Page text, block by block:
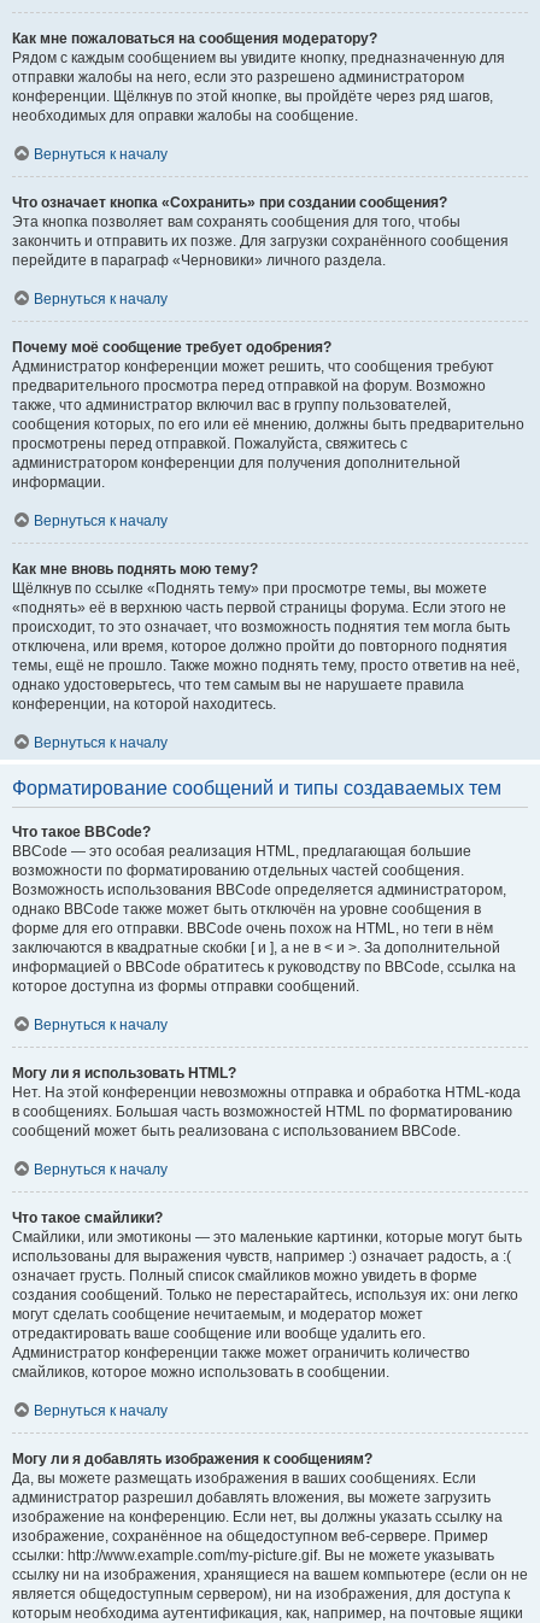
Как мне пожаловаться на сообщения модератору?
Рядом с каждым сообщением вы увидите кнопку, предназначенную для
отправки жалобы на него, если это разрешено администратором
конференции. Щёлкнув по этой кнопке, вы пройдёте через ряд шагов,
необходимых для оправки жалобы на сообщение.
Вернуться к началу
Что означает кнопка «Сохранить» при создании сообщения?
Эта кнопка позволяет вам сохранять сообщения для того, чтобы
закончить и отправить их позже. Для загрузки сохранённого сообщения
перейдите в параграф «Черновики» личного раздела.
Вернуться к началу
Почему моё сообщение требует одобрения?
Администратор конференции может решить, что сообщения требуют
предварительного просмотра перед отправкой на форум. Возможно
также, что администратор включил вас в группу пользователей,
сообщения которых, по его или её мнению, должны быть предварительно
просмотрены перед отправкой. Пожалуйста, свяжитесь с
администратором конференции для получения дополнительной
информации.
Вернуться к началу
Как мне вновь поднять мою тему?
Щёлкнув по ссылке «Поднять тему» при просмотре темы, вы можете
«поднять» её в верхнюю часть первой страницы форума. Если этого не
происходит, то это означает, что возможность поднятия тем могла быть
отключена, или время, которое должно пройти до повторного поднятия
темы, ещё не прошло. Также можно поднять тему, просто ответив на неё,
однако удостоверьтесь, что тем самым вы не нарушаете правила
конференции, на которой находитесь.
Вернуться к началу
Форматирование сообщений и типы создаваемых тем
Что такое BBCode?
BBCode — это особая реализация HTML, предлагающая большие
возможности по форматированию отдельных частей сообщения.
Возможность использования BBCode определяется администратором,
однако BBCode также может быть отключён на уровне сообщения в
форме для его отправки. BBCode очень похож на HTML, но теги в нём
заключаются в квадратные скобки [ и ], а не в < и >. За дополнительной
информацией о BBCode обратитесь к руководству по BBCode, ссылка на
которое доступна из формы отправки сообщений.
Вернуться к началу
Могу ли я использовать HTML?
Нет. На этой конференции невозможны отправка и обработка HTML-кода
в сообщениях. Большая часть возможностей HTML по форматированию
сообщений может быть реализована с использованием BBCode.
Вернуться к началу
Что такое смайлики?
Смайлики, или эмотиконы — это маленькие картинки, которые могут быть
использованы для выражения чувств, например :) означает радость, а :(
означает грусть. Полный список смайликов можно увидеть в форме
создания сообщений. Только не перестарайтесь, используя их: они легко
могут сделать сообщение нечитаемым, и модератор может
отредактировать ваше сообщение или вообще удалить его.
Администратор конференции также может ограничить количество
смайликов, которое можно использовать в сообщении.
Вернуться к началу
Могу ли я добавлять изображения к сообщениям?
Да, вы можете размещать изображения в ваших сообщениях. Если
администратор разрешил добавлять вложения, вы можете загрузить
изображение на конференцию. Если нет, вы должны указать ссылку на
изображение, сохранённое на общедоступном веб-сервере. Пример
ссылки: http://www.example.com/my-picture.gif. Вы не можете указывать
ссылку ни на изображения, хранящиеся на вашем компьютере (если он не
является общедоступным сервером), ни на изображения, для доступа к
которым необходима аутентификация, как, например, на почтовые ящики